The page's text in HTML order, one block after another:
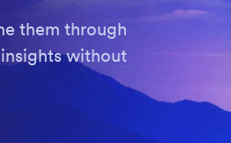
them through
without